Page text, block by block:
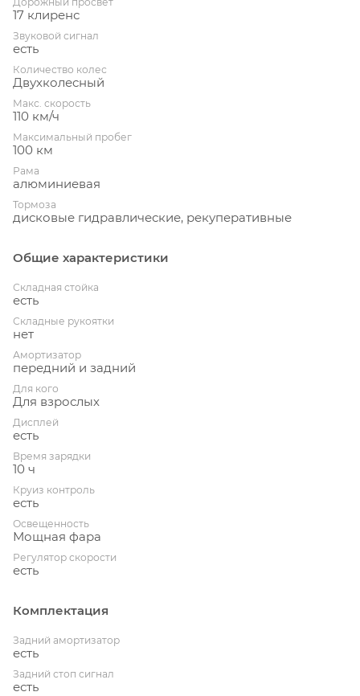
17 клиренс
Звуковой сигнал
есть
Количество колес
Двухколесный
Макс. скорость
110 км/ч
Максимальный пробег
100 км
Рама
алюминиевая
Тормоза
дисковые гидравлические, рекуперативные
Общие характеристики
Складная стойка
есть
Складные рукоятки
нет
Амортизатор
передний и задний
Для кого
Для взрослых
Дисплей
есть
Время зарядки
10 ч
Круиз контроль
есть
Освещенность
Мощная фара
Регулятор скорости
есть
Комплектация
Задний амортизатор
есть
Задний стоп сигнал
есть